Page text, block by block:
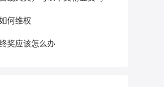
何维权
奖应该怎么办